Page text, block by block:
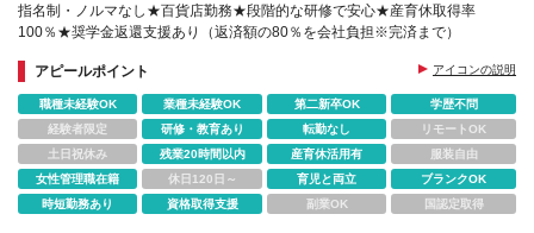
指名制・ノルマなし★百貨店勤務★段階的な研修で安心★産育休取得率
100％★奨学金返還支援あり（返済額の80％を会社負担※完済まで）
アピールポイント アイコンの説明
職種未経験OK 業種未経験OK 第二新卒OK
学歴不問
経験者限定
研修・教育あり 転勤なし
リモートOK
土日祝休み
残業20時間以内 産育休活用有
服装自由
女性管理職在籍
休日120日～ 育児と両立
ブランクOK
時短勤務あり
資格取得支援 副業OK 国認定取得